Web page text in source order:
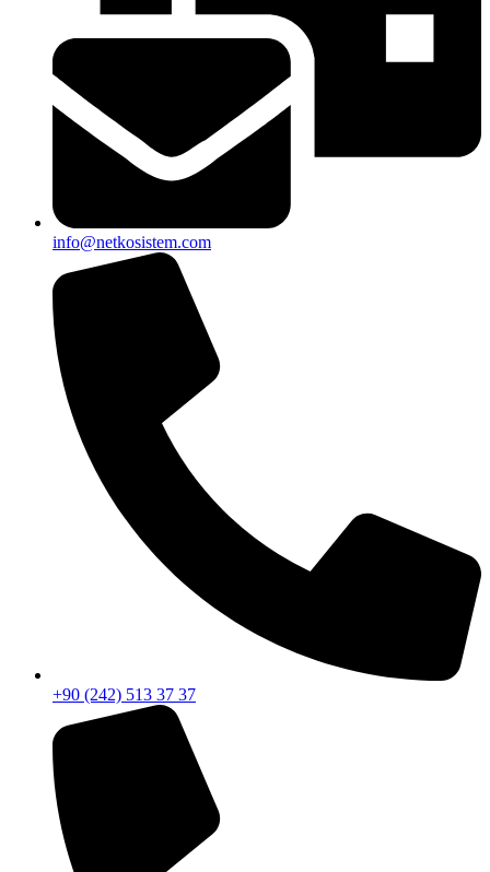
info@netkosistem.com
+90 (242) 513 37 37